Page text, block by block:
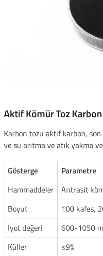
Aktif Kömür Toz Karbon
Karbon tozu aktif karbon, son
ve su arıtma ve atık yakma
Gösterge
Parametre
Hammaddeler
Antrasit
Boyut
100 kafes,
İyot değeri
600-1050
Küller
≤9%